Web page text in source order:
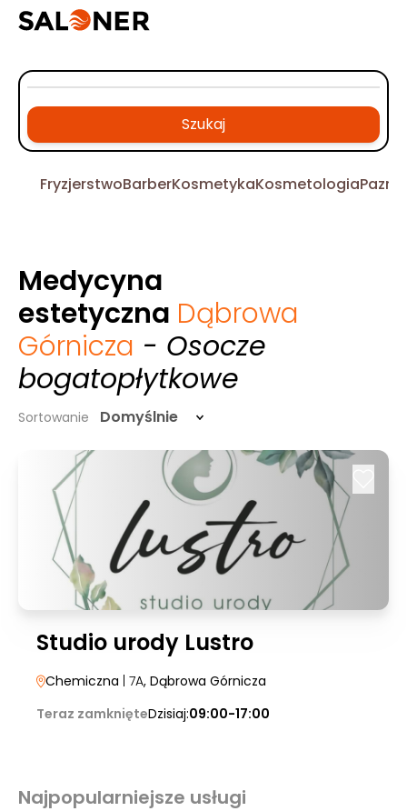
Szukaj
FryzjerstwoBarberKosmetykaKosmetologia
Medycyna
estetyczna Dąbrowa
Górnicza - Osocze
bogatopłytkowe
Sortowanie Domyślnie
Studio urody Lustro
Chemiczna | 7A, Dąbrowa Górnicza
Teraz zamknięteDzisiaj:09:00-17:00
Najpopularniejsze usługi